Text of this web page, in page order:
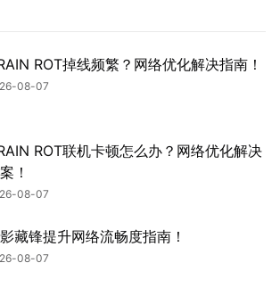
ROT掉线频繁？网络优化解决指南！
08-07
ROT联机卡顿怎么办？网络优化解决
！
08-07
藏锋提升网络流畅度指南！
08-07